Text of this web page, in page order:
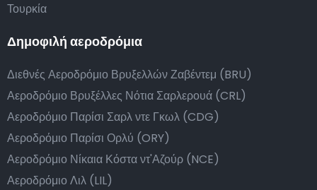
Τουρκία
Δημοφιλή αεροδρόμια
Διεθνές Αεροδρόμιο Βρυξελλών Ζαβέντεμ (BRU)
Αεροδρόμιο Βρυξέλλες Νότια Σαρλερουά (CRL)
Αεροδρόμιο Παρίσι Σαρλ ντε Γκωλ (CDG)
Αεροδρόμιο Παρίσι Ορλύ (ORY)
Αεροδρόμιο Νίκαια Κόστα ντ'Αζούρ (NCE)
Αεροδρόμιο Λιλ (LIL)